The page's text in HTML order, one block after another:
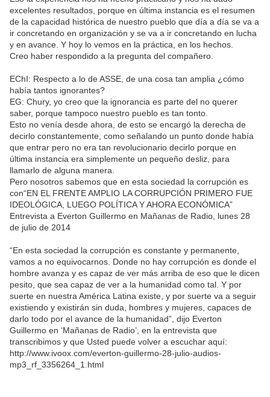
excelentes resultados, porque en última instancia es el resumen
de la capacidad histórica de nuestro pueblo que día a día se va a
ir concretando en organización y se va a ir concretando en lucha
y en avance. Y hoy lo vemos en la práctica, en los hechos.
Creo haber respondido a la pregunta del compañero.
EChI: Respecto a lo de ASSE, de una cosa tan amplia ¿cómo
había tantos ignorantes?
EG: Chury, yo creo que la ignorancia es parte del no querer
saber, porque tampoco nuestro pueblo es tan tonto.
Esto no venía desde ahora, de esto se encargó la derecha de
decirlo constantemente, como señalando un punto donde había
que entrar pero no era tan revolucionario decirlo porque en
última instancia era simplemente un pequeño desliz, para
llamarlo de alguna manera.
Pero nosotros sabemos que en esta sociedad la corrupción es
con“EN EL FRENTE AMPLIO LA CORRUPCIÓN PRIMERO FUE
IDEOLÓGICA, LUEGO POLÍTICA Y AHORA ECONÓMICA”
Entrevista a Everton Guillermo en Mañanas de Radio, lunes 28
de julio de 2014
“En esta sociedad la corrupción es constante y permanente,
vamos a no equivocarnos. Donde no hay corrupción es donde el
hombre avanza y es capaz de ver más arriba de eso que le dicen
pesito, que sea capaz de ver a la humanidad como tal. Y por
suerte en nuestra América Latina existe, y por suerte va a seguir
existiendo y existirán sin duda, hombres y mujeres, capaces de
darlo todo por el avance de la humanidad”, dijo Everton
Guillermo en ‘Mañanas de Radio’, en la entrevista que
transcribimos y que Usted puede volver a escuchar aquí:
http://www.ivoox.com/everton-guillermo-28-julio-audios-
mp3_rf_3356264_1.html